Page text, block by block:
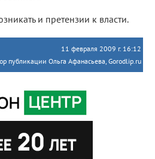
и претензии к власти.
11 февраля 2009 г. 16:12
публикации Ольга Афанасьева, Gorodlip.ru